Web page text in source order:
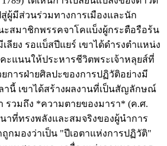
ผู้มีส่วนร่วมทางการเมืองและนัก
สมาชิกพรรคจาโคแบ็งผู้กระตือรือร้น
ลียง รอแบ็สปีแยร์ เขาได้ดำรงตำแหน่ง
ะแนนให้ประหารชีวิตพระเจ้าหลุยส์ที่
การฝ่ายศิลปะของการปฏิวัติอย่างมี
านี้ เขาได้สร้างผลงานที่เป็นสัญลักษณ์
รวมถึง *ความตายของมารา* (ค.ศ.
าที่ทรงพลังและสมจริงของผู้นำการ
กมองว่าเป็น "ปีเอตาแห่งการปฏิวัติ"